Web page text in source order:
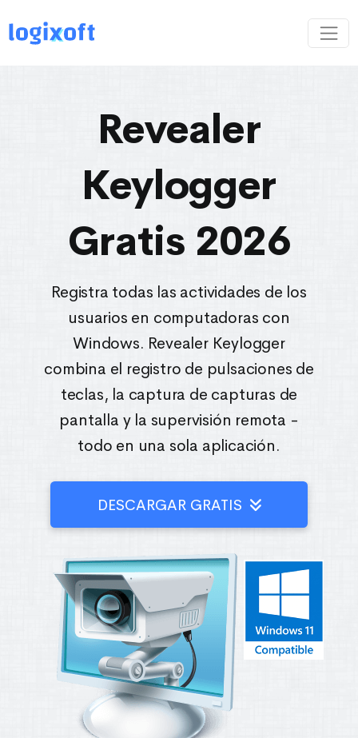
Revealer
Keylogger
Gratis 2026
Registra todas las actividades de los
usuarios en computadoras con
Windows. Revealer Keylogger
combina el registro de pulsaciones de
teclas, la captura de capturas de
pantalla y la supervisión remota -
todo en una sola aplicación.
DESCARGAR GRATIS